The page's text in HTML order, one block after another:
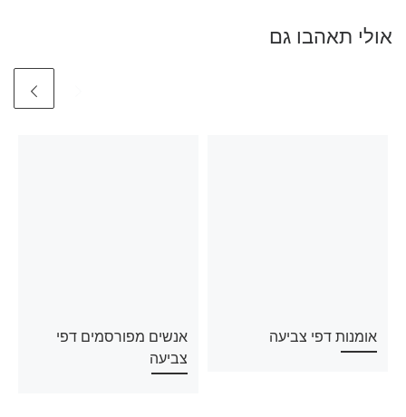
אולי תאהבו גם
אומנות דפי צביעה
אנשים מפורסמים דפי
צביעה